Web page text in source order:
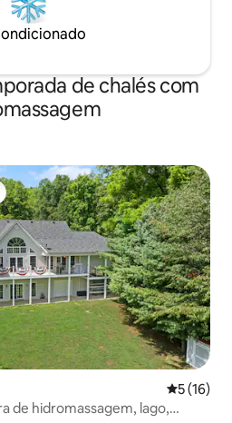
de chalés com
5 de uma
5 (16)
de hidromassagem, lago,